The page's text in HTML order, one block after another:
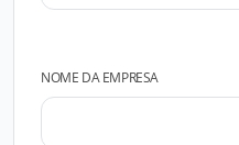
NOME DA EMPRESA